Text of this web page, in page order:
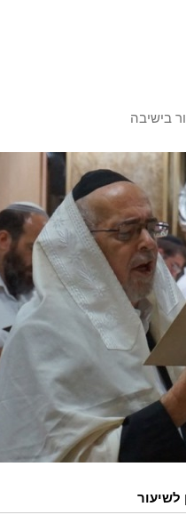
בישיבה
לשיעור